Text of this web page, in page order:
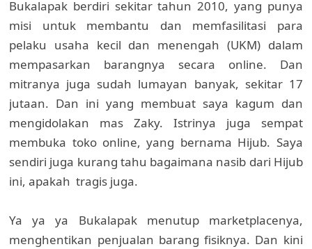
Bukalapak berdiri sekitar tahun 2010, yang punya
misi untuk membantu dan memfasilitasi para
pelaku usaha kecil dan menengah (UKM) dalam
mempasarkan barangnya secara online. Dan
mitranya juga sudah lumayan banyak, sekitar 17
jutaan. Dan ini yang membuat saya kagum dan
mengidolakan mas Zaky. Istrinya juga sempat
membuka toko online, yang bernama Hijub. Saya
sendiri juga kurang tahu bagaimana nasib dari Hijub
ini, apakah tragis juga.
Ya ya ya Bukalapak menutup marketplacenya,
menghentikan penjualan barang fisiknya. Dan kini